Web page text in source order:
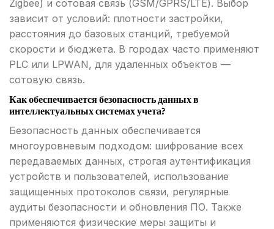
Zigbee) и сотовая связь (GSM/GPRS/LTE). Выбор
зависит от условий: плотности застройки,
расстояния до базовых станций, требуемой
скорости и бюджета. В городах часто применяют
PLC или LPWAN, для удаленных объектов —
сотовую связь.
Как обеспечивается безопасность данных в
интеллектуальных системах учета?
Безопасность данных обеспечивается
многоуровневым подходом: шифрование всех
передаваемых данных, строгая аутентификация
устройств и пользователей, использование
защищенных протоколов связи, регулярные
аудиты безопасности и обновления ПО. Также
применяются физические меры защиты и